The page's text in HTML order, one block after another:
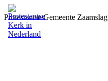
Protestantse Gemeente Zaamslag